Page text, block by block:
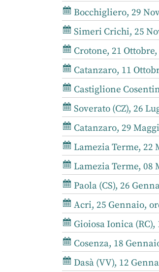
Bocchigliero, 29
Simeri Crichi, 25
Crotone, 21
Catanzaro, 11
Castiglione
Soverato (CZ), 26
Catanzaro, 29
Lamezia Terme, 22
Lamezia Terme, 08
Paola (CS), 26
Acri, 25 Gennaio,
Gioiosa Ionica
Cosenza, 18
Dasà (VV), 12